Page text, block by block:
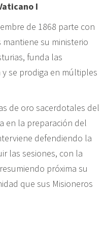
I
de 1868 parte con
mantiene su ministerio
funda las
y se prodiga en múltiples
de oro sacerdotales del
en la preparación del
defendiendo la
las sesiones, con la
próxima su
que sus Misioneros